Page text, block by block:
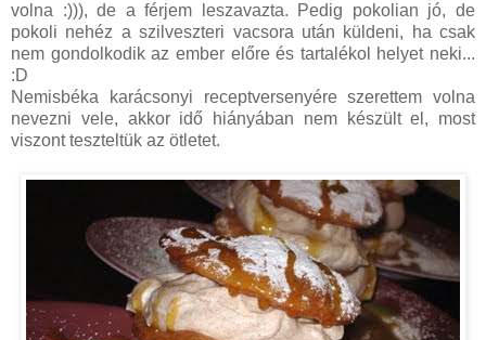
volna :))), de a férjem leszavazta. Pedig pokolian jó, de
pokoli nehéz a szilveszteri vacsora után küldeni, ha csak
nem gondolkodik az ember előre és tartalékol helyet neki...
:D
Nemisbéka karácsonyi receptversenyére szerettem volna
nevezni vele, akkor idő hiányában nem készült el, most
viszont teszteltük az ötletet.